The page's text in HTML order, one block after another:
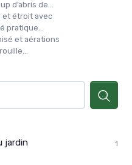
d’abris de...
et étroit avec
pratique...
et aérations
jardin 1